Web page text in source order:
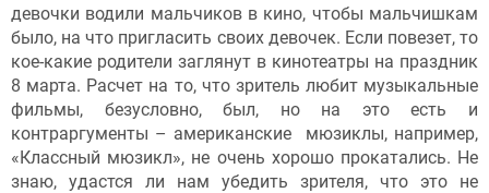
девочки водили мальчиков в кино, чтобы мальчишкам
было, на что пригласить своих девочек. Если повезет, то
кое-какие родители заглянут в кинотеатры на праздник
8 марта. Расчет на то, что зритель любит музыкальные
фильмы, безусловно, был, но на это есть и
контраргументы – американские мюзиклы, например,
«Классный мюзикл», не очень хорошо прокатались. Не
знаю, удастся ли нам убедить зрителя, что это не